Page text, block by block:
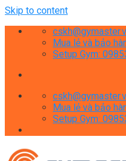
Skip to content
Mua lẻ và bảo
Setup Gym:
Mua lẻ và bảo
Setup Gym: